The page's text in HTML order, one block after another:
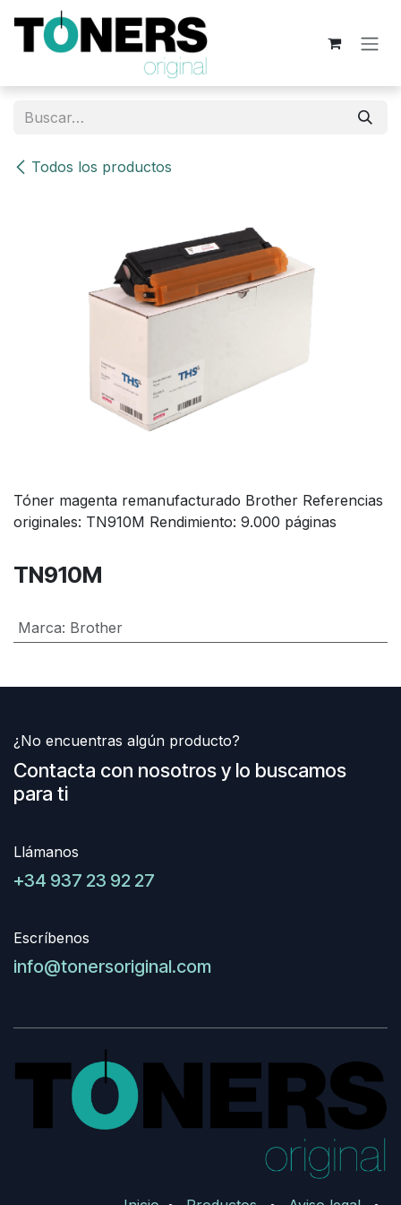
Ir al contenido
Todos los productos
Tóner magenta remanufacturado Brother Referencias
originales: TN910M Rendimiento: 9.000 páginas
TN910M
Marca: Brother
¿No encuentras algún producto?
Contacta con nosotros y lo buscamos
para ti
Llámanos
+34 937 23 92 27
Escríbenos
info@tonersoriginal.com